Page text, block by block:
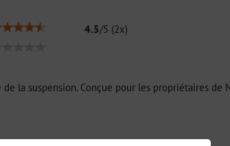
4.5/5 (2x)
la suspension. Conçue pour les propriétaires